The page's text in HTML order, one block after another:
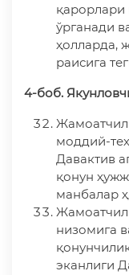
ўрганади
ҳолларда,
раисига
4-боб.
моддий-
Давактив
қонун
манбалар
низомига
эканлиги